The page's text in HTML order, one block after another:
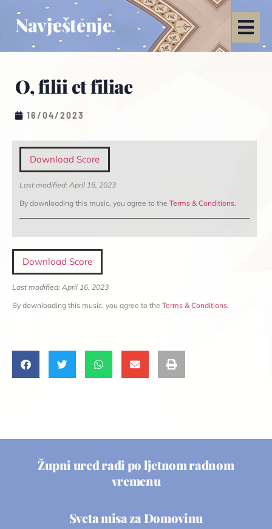
Navještenje
O, filii et filiae
16/04/2023
Download Score
Last modified: April 16, 2023
By downloading this music, you agree to the Terms & Conditions.
Download Score
Last modified: April 16, 2023
By downloading this music, you agree to the Terms & Conditions.
Župni ured radi po ljetnom radnom
vremenu
Sveta misa za Domovinu